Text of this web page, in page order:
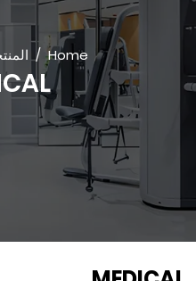
Home